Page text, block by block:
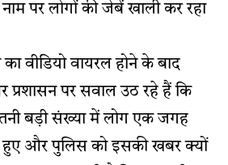
पर लोगों की जेबें खाली कर रहा
वीडियो वायरल होने के बाद
प्रशासन पर सवाल उठ रहे हैं कि
बड़ी संख्या में लोग एक जगह
और पुलिस को इसकी खबर क्यों